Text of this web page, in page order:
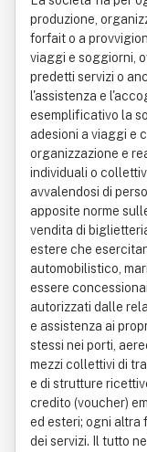
imitat A
produzione,
forfait o a
viaggi e soggiorni,
predetti servizi o
l'assistenza e
esemplificativo la
adesioni a viaggi e
organizzazione e
individuali o
avvalendosi di
apposite norme
vendita di
estere che
automobilistico,
essere
autorizzati dalle
e assistenza ai
stessi nei porti,
mezzi collettivi di
e di strutture
credito (voucher)
ed esteri; ogni altra
dei servizi. Il tutto